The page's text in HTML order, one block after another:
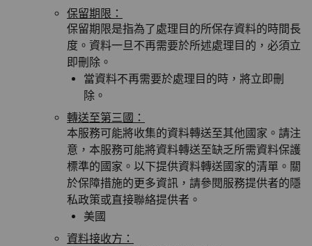
保留期限：
保留期限是指為了處理目的所保存資料的時間長
度。資料一旦不再需要於所述處理目的，必須立
即刪除。
當資料不再需要於處理目的時，將立即刪
除。
轉送至第三國：
本服務可能將收集的資料轉送至其他國家。請注
意，本服務可能將資料轉送至缺乏所需資料保護
標準的國家。以下提供資料轉送國家的清單。關
於保障措施的更多資訊，請參閱服務提供者的隱
私政策或直接聯絡提供者。
美國
資料接收方：